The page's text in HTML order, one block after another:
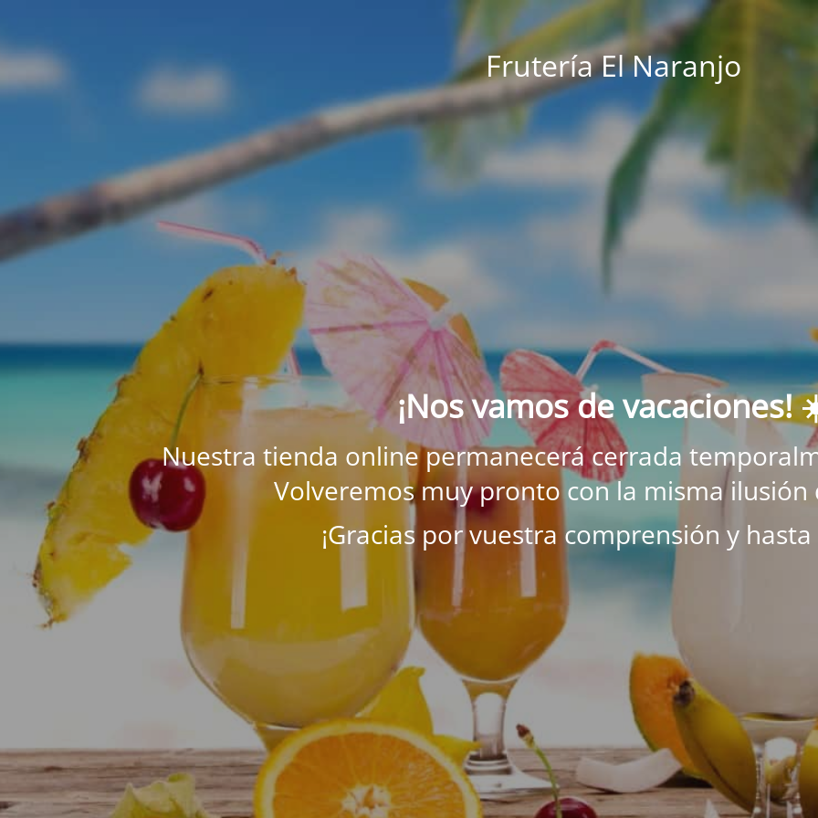
Frutería El Naranjo
¡Nos vamos de vacaciones!
Nuestra tienda online permanecerá cerrada
Volveremos muy pronto con la misma ilusión
¡Gracias por vuestra comprensión y